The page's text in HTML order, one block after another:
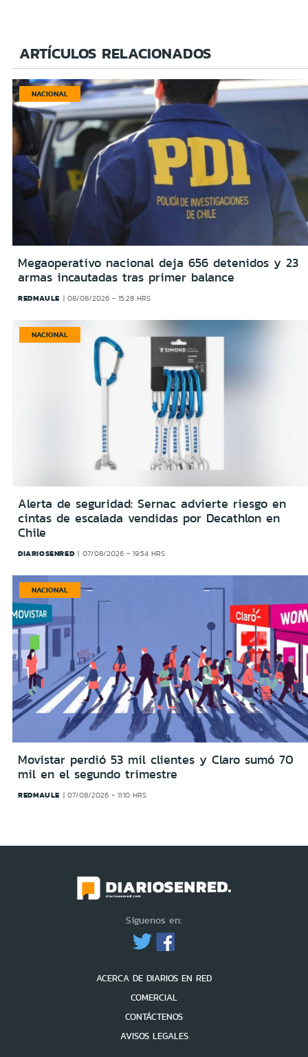
ARTÍCULOS RELACIONADOS
NACIONAL
Megaoperativo nacional deja 656 detenidos y 23
armas incautadas tras primer balance
REDMAULE 08/08/2026 - 15:28 HRS
NACIONAL
Alerta de seguridad: Sernac advierte riesgo en
cintas de escalada vendidas por Decathlon en
Chile
DIARIOSENRED 07/08/2026 - 19:54 HRS
NACIONAL
Movistar perdió 53 mil clientes y Claro sumó 70
mil en el segundo trimestre
REDMAULE 07/08/2026 - 11:10 HRS
Síguenos en:
ACERCA DE DIARIOS EN RED
COMERCIAL
CONTÁCTENOS
AVISOS LEGALES